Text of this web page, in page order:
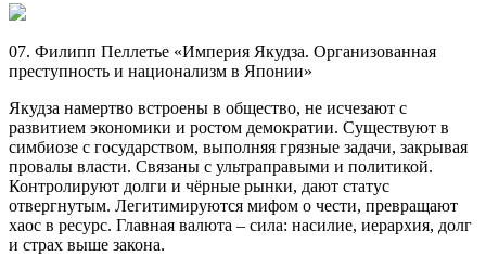
07. Филипп Пеллетье «Империя Якудза. Организованная
преступность и национализм в Японии»
Якудза намертво встроены в общество, не исчезают с
развитием экономики и ростом демократии. Существуют в
симбиозе с государством, выполняя грязные задачи, закрывая
провалы власти. Связаны с ультраправыми и политикой.
Контролируют долги и чёрные рынки, дают статус
отвергнутым. Легитимируются мифом о чести, превращают
хаос в ресурс. Главная валюта – сила: насилие, иерархия, долг
и страх выше закона.